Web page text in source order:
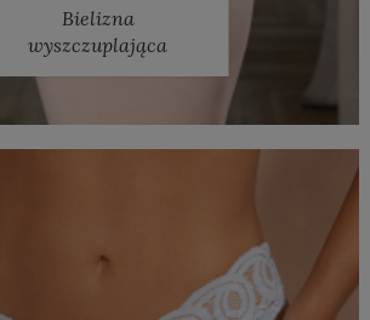
Bielizna
wyszczuplająca